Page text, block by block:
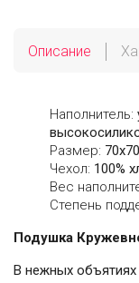
Описание
Наполнитель:
Размер:
Чехол: 100%
Вес
Степень
Подушка
В нежных объятиях